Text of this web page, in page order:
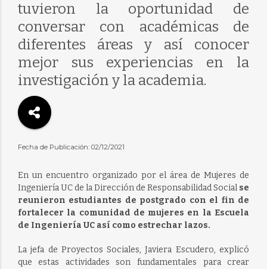
tuvieron la oportunidad de
conversar con académicas de
diferentes áreas y así conocer
mejor sus experiencias en la
investigación y la academia.
Fecha de Publicación: 02/12/2021
En un encuentro organizado por el área de Mujeres de
Ingeniería UC de la Dirección de Responsabilidad Social se
reunieron estudiantes de postgrado con el fin de
fortalecer la comunidad de mujeres en la Escuela
de Ingeniería UC así como estrechar lazos.
La jefa de Proyectos Sociales, Javiera Escudero, explicó
que estas actividades son fundamentales para crear